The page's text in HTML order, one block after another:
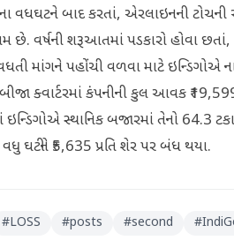
વધઘટને બાદ કરતાં, એરલાઇનની
છે. વર્ષની શરૂઆતમાં પડકારો હોવા
માંગને પહોંચી વળવા માટે ઇન્ડિગોએ
બીજા ક્વાર્ટરમાં કંપનીની કુલ આવક
ઇન્ડિગોએ સ્થાનિક બજારમાં તેનો 64.3
વધુ ઘટીને ₹5,635 પ્રતિ શેર પર બંધ થયા.
#LOSS #posts #second #